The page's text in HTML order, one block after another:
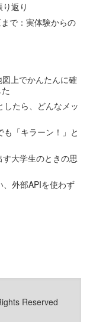
返り
で：実体験からの
上でかんたんに確
たら、どんなメッ
「キラーン！」と
す大学生のときの思
外部APIを使わず
Reserved